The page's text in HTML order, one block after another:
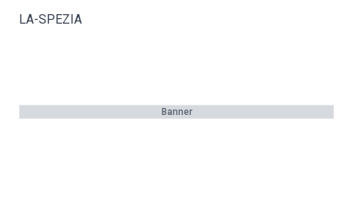
LA-SPEZIA
Banner